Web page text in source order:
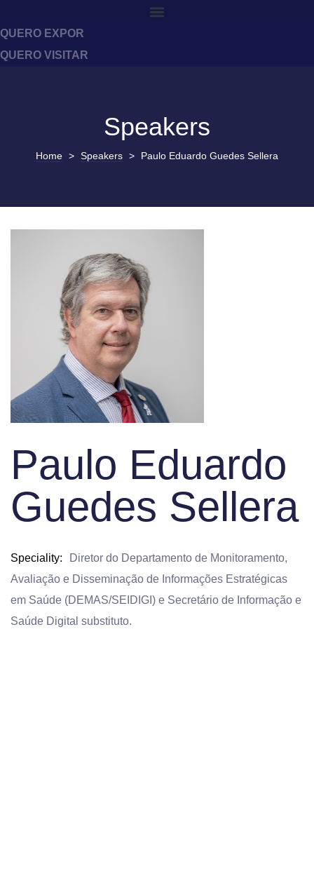
QUERO EXPOR
QUERO VISITAR
Speakers
Home > Speakers > Paulo Eduardo Guedes Sellera
Paulo Eduardo
Guedes Sellera
Speciality
Diretor do Departamento de Monitoramento,
Avaliação e Disseminação de Informações Estratégicas
em Saúde (DEMAS/SEIDIGI) e Secretário de Informação e
Saúde Digital substituto.